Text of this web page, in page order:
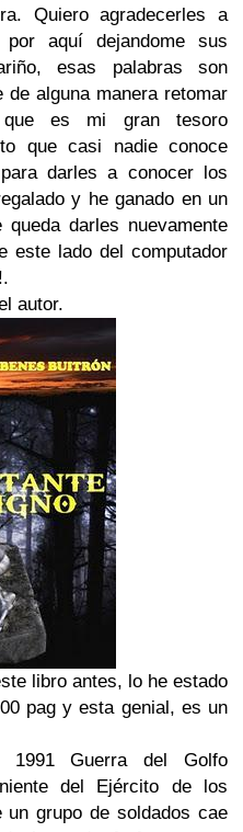
Quiero agradecerles a
aquí dejandome sus
esas palabras son
alguna manera retomar
es mi gran tesoro
que casi nadie conoce
darles a conocer los
y he ganado en un
darles nuevamente
este lado del computador
autor.
libro antes, lo he estado
pag y esta genial, es un
Guerra del Golfo
del Ejército de los
un grupo de soldados cae